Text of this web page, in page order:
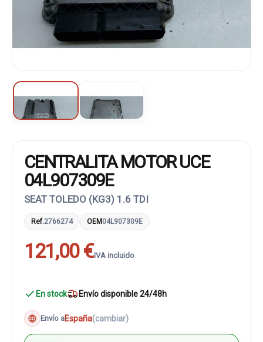
CENTRALITA MOTOR UCE
04L907309E
SEAT TOLEDO (KG3) 1.6 TDI
Ref.2766274 OEM04L907309E
121,00 €IVA incluido
En stock Envío disponible 24/48h
Envío aEspaña(cambiar)